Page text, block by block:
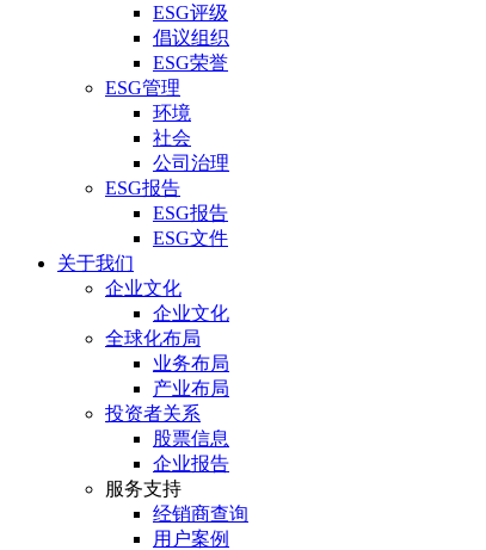
ESG评级
倡议组织
ESG荣誉
ESG管理
环境
社会
公司治理
ESG报告
ESG报告
ESG文件
关于我们
企业文化
企业文化
全球化布局
业务布局
产业布局
投资者关系
股票信息
企业报告
服务支持
经销商查询
用户案例